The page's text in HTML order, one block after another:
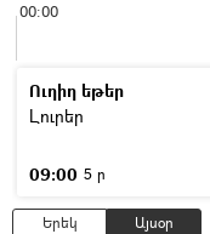
00:00
Ուղիղ եթեր
Լուրեր
09:00 5 ր
Երեկ Այսօր